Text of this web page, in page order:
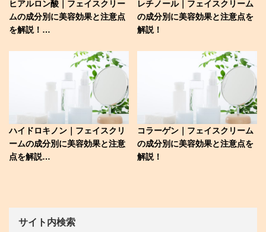
ヒアルロン酸｜フェイスクリー
ムの成分別に美容効果と注意点
を解説！…
レチノール｜フェイスクリーム
の成分別に美容効果と注意点を
解説！
ハイドロキノン｜フェイスクリ
ームの成分別に美容効果と注意
点を解説…
コラーゲン｜フェイスクリーム
の成分別に美容効果と注意点を
解説！
サイト内検索